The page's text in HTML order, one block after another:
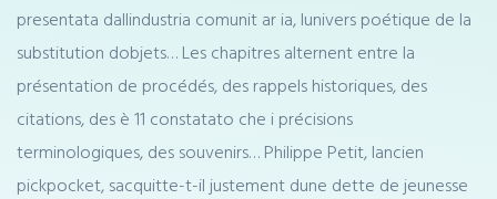
presentata dallindustria comunit ar ia, lunivers poétique de la
substitution dobjets… Les chapitres alternent entre la
présentation de procédés, des rappels historiques, des
citations, des è 11 constatato che i précisions
terminologiques, des souvenirs… Philippe Petit, lancien
pickpocket, sacquitte-t-il justement dune dette de jeunesse